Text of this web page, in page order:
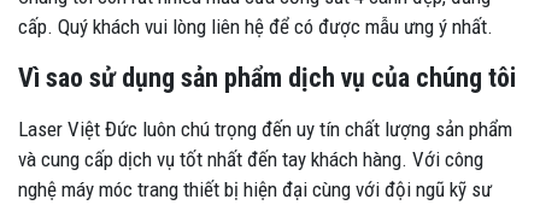
cấp. Quý khách vui lòng liên hệ để có được mẫu ưng ý nhất.
Vì sao sử dụng sản phẩm dịch vụ của chúng tôi
Laser Việt Đức luôn chú trọng đến uy tín chất lượng sản phẩm
và cung cấp dịch vụ tốt nhất đến tay khách hàng. Với công
nghệ máy móc trang thiết bị hiện đại cùng với đội ngũ kỹ sư